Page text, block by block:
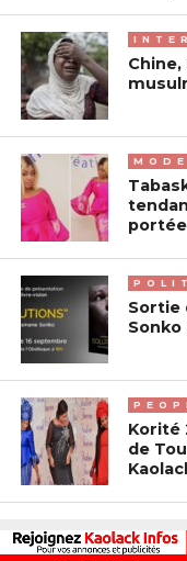
MODE
Sortie
Sonko
Korité
de